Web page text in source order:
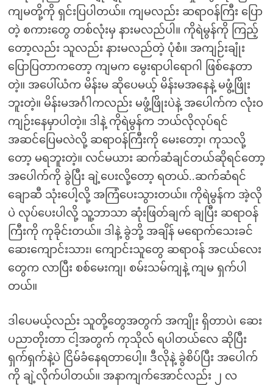
ကျမတို့ကို ရှင်းပြပါတယ်။ ကျမလည်း ဆရာဝန်ကြီး ပြော
တဲ့ စကားတွေ တစ်လုံးမှ နားမလည်ပါ။ ကိုရဲမွန်ကို ကြည့်
တော့လည်း သူလည်း နားမလည်တဲ့ ပုံစံ။ အကျဉ်းချုံး
ပြောပြတာကတော့ ကျမက မွေးရာပါရောဂါ ဖြစ်နေတာ
တဲ့။ အပေါ်ယံက မိန်းမ ဆိုပေမယ့် မိန်းမအနေနဲ့ မဖွံ့ဖြိုး
ဘူးတဲ့။ မိန်းမအင်္ဂါကလည်း မဖွံ့ဖြိုးပဲနဲ့ အပေါက်က လုံးဝ
ကျဉ်းနေမှာပါတဲ့။ ဒါနဲ့ ကိုရဲမွန်က ဘယ်လိုလုပ်ရင်
အဆင်ပြေမလဲလို့ ဆရာဝန်ကြီးကို မေးတော့၊ ကုသလို့
တော့ မရဘူးတဲ့။ လင်မယား ဆက်ဆံချင်တယ်ဆိုရင်တော့
အပေါက်ကို ခွဲပြီး ချဲ့ပေးလို့တော့ ရတယ်..ဆက်ဆံရင်
ချောဆီ သုံးပေါ့လို့ အကြံပေးသွားတယ်။ ကိုရဲမွန်က အဲ့လို
ပဲ လုပ်ပေးပါလို့ သူ့ဘာသာ ဆုံးဖြတ်ချက် ချပြီး ဆရာဝန်
ကြီးကို ကုခိုင်းတယ်။ ဒါနဲ့ ခွဲဘို့ အချိန် မရောက်သေးခင်
ဆေးကျောင်းသား၊ ကျောင်းသူတွေ ဆရာဝန် အငယ်လေး
တွေက လာပြီး စစ်မေးကျ၊ စမ်းသမ်ကျနဲ့ ကျမ ရှက်ပါ
တယ်။
ဒါပေမယ့်လည်း သူတို့တွေအတွက် အကျိုး ရှိတာပဲ၊ ဆေး
ပညာတိုးတာ ငါ့အတွက် ကုသိုလ် ရပါတယ်လေ ဆိုပြီး
ရှက်ရှက်နဲ့ပဲ ငြိမ်ခံနေရတာပေါ့။ ဒီလိုနဲ့ ခွဲစိပ်ပြီး အပေါက်
ကို ချဲ့လိုက်ပါတယ်။ အနာကျက်အောင်လည်း ၂ လ